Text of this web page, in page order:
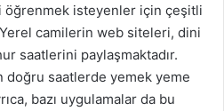
öğrenmek isteyenler için çeşitli
camilerin web siteleri, dini
saatlerini paylaşmaktadır.
doğru saatlerde yemek yeme
bazı uygulamalar da bu